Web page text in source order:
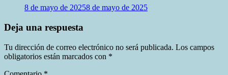
8 de mayo de 20258 de mayo de 2025
Deja una respuesta
Tu dirección de correo electrónico no será publicada. Los campos
obligatorios están marcados con *